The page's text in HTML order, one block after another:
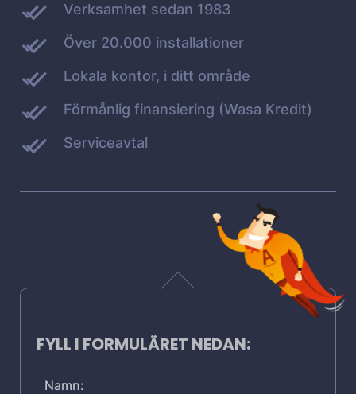
Verksamhet sedan 1983
Över 20.000 installationer
Lokala kontor, i ditt område
Förmånlig finansiering (Wasa Kredit)
Serviceavtal
FYLL I FORMULÄRET NEDAN:
Namn: